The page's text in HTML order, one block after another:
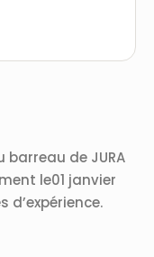
barreau de JURA
le01 janvier
d’expérience.